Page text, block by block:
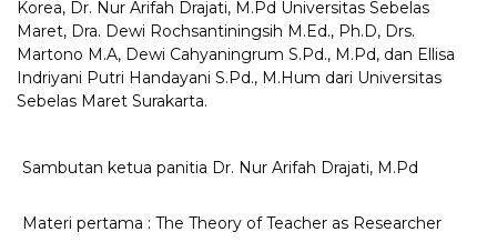
Korea, Dr. Nur Arifah Drajati, M.Pd Universitas Sebelas
Maret, Dra. Dewi Rochsantiningsih M.Ed., Ph.D, Drs.
Martono M.A, Dewi Cahyaningrum S.Pd., M.Pd, dan Ellisa
Indriyani Putri Handayani S.Pd., M.Hum dari Universitas
Sebelas Maret Surakarta.
Sambutan ketua panitia Dr. Nur Arifah Drajati, M.Pd
Materi pertama : The Theory of Teacher as Researcher